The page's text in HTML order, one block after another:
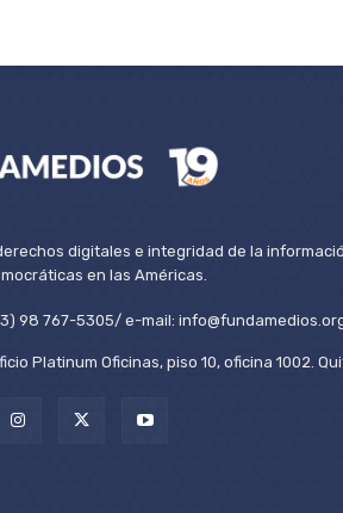
digitales e integridad de la
en las Américas.
98 767-5305/ e-mail:
Platinum Oficinas, piso 10, oficina 1002.